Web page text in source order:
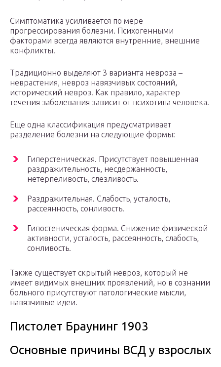
Симптоматика усиливается по мере
прогрессирования болезни. Психогенными
факторами всегда являются внутренние, внешние
конфликты.
Традиционно выделяют 3 варианта невроза –
неврастения, невроз навязчивых состояний,
исторический невроз. Как правило, характер
течения заболевания зависит от психотипа человека.
Еще одна классификация предусматривает
разделение болезни на следующие формы:
Гиперстеническая. Присутствует повышенная
раздражительность, несдержанность,
нетерпеливость, слезливость.
Раздражительная. Слабость, усталость,
рассеянность, сонливость.
Гипостеническая форма. Снижение физической
активности, усталость, рассеянность, слабость,
сонливость.
Также существует скрытый невроз, который не
имеет видимых внешних проявлений, но в сознании
больного присутствуют патологические мысли,
навязчивые идеи.
Пистолет Браунинг 1903
Основные причины ВСД у взрослых